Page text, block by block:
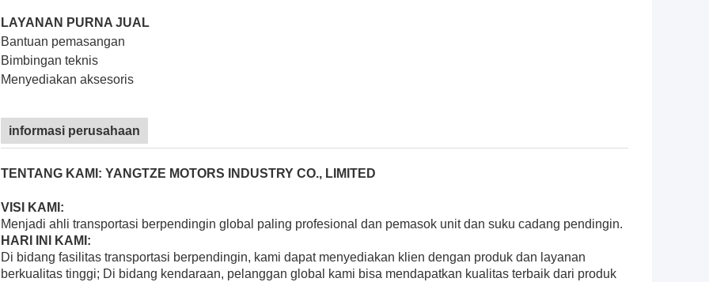
LAYANAN PURNA JUAL
Bantuan pemasangan
Bimbingan teknis
Menyediakan aksesoris
informasi perusahaan
TENTANG KAMI: YANGTZE MOTORS INDUSTRY CO., LIMITED
VISI KAMI:
Menjadi ahli transportasi berpendingin global paling profesional dan pemasok unit dan suku cadang pendingin.
HARI INI KAMI:
Di bidang fasilitas transportasi berpendingin, kami dapat menyediakan klien dengan produk dan layanan
berkualitas tinggi; Di bidang kendaraan, pelanggan global kami bisa mendapatkan kualitas terbaik dari produk